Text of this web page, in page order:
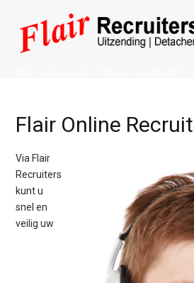
Flair Online
Via Flair
Recruiters
kunt u
snel en
veilig uw